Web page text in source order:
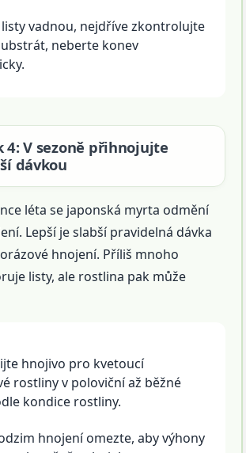
listy vadnou, nejdříve zkontrolujte
neberte konev
4: V sezoně přihnojujte
dávkou
léta se japonská myrta odmění
Lepší je slabší pravidelná dávka
hnojení. Příliš mnoho
listy, ale rostlina pak může
hnojivo pro kvetoucí
rostliny v poloviční až běžné
kondice rostliny.
hnojení omezte, aby výhony